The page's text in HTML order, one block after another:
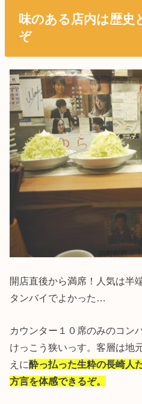
味のある店内は歴史
ぞ
開店直後から満席！人気は半
タンバイでよかった…
カウンター１０席のみのコン
けっこう狭いっす。客層は地
えに酔っ払った生粋の長崎人
方言を体感できるぞ。